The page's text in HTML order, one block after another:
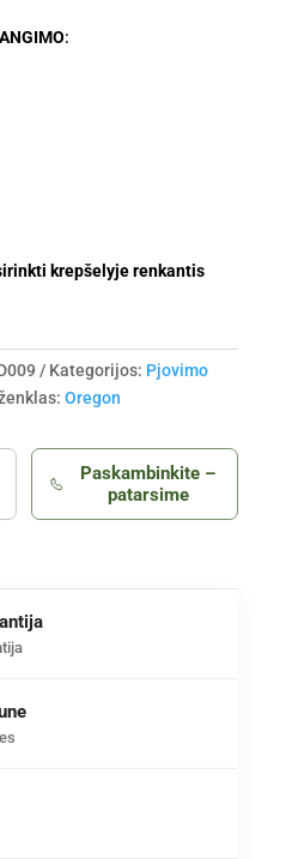
:
krepšelyje renkantis
Kategorijos: Pjovimo
Oregon
Paskambinkite –
patarsime